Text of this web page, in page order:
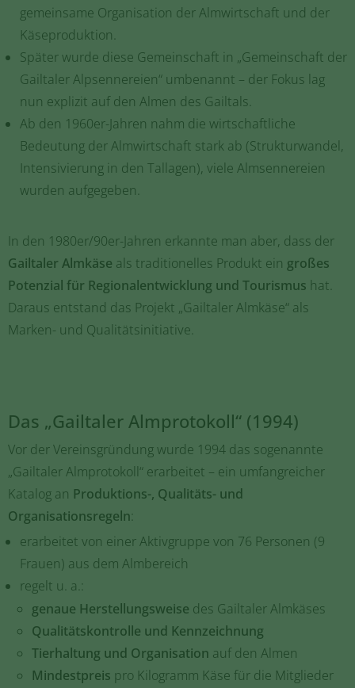
gemeinsame Organisation der Almwirtschaft und der
Käseproduktion.
Später wurde diese Gemeinschaft in „Gemeinschaft der
Gailtaler Alpsennereien“ umbenannt – der Fokus lag
nun explizit auf den Almen des Gailtals.
Ab den 1960er-Jahren nahm die wirtschaftliche
Bedeutung der Almwirtschaft stark ab (Strukturwandel,
Intensivierung in den Tallagen), viele Almsennereien
wurden aufgegeben.
In den 1980er/90er-Jahren erkannte man aber, dass der
Gailtaler Almkäse als traditionelles Produkt ein großes
Potenzial für Regionalentwicklung und Tourismus hat.
Daraus entstand das Projekt „Gailtaler Almkäse“ als
Marken- und Qualitätsinitiative.
Das „Gailtaler Almprotokoll“ (1994)
Vor der Vereinsgründung wurde 1994 das sogenannte
„Gailtaler Almprotokoll“ erarbeitet – ein umfangreicher
Katalog an Produktions-, Qualitäts- und
Organisationsregeln:
erarbeitet von einer Aktivgruppe von 76 Personen (9
Frauen) aus dem Almbereich
regelt u. a.:
genaue Herstellungsweise des Gailtaler Almkäses
Qualitätskontrolle und Kennzeichnung
Tierhaltung und Organisation auf den Almen
Mindestpreis pro Kilogramm Käse für die Mitglieder